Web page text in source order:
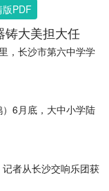
PDF
铸大美担大任
，长沙市第六中学学
6月底，大中小学陆
者从长沙交响乐团获